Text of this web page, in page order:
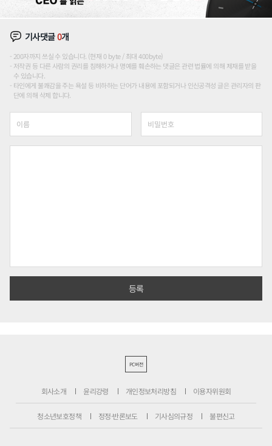
기사댓글0개
200자까지 쓰실 수 있습니다. (현재 0 byte / 최대 400byte)
저작권 등 다른 사람의 권리를 침해하거나 명예를 훼손하는 댓글은 관련 법률에 의해 제재를 받을
수 있습니다.
타인에게 불쾌감을 주는 욕설 등 비하하는 단어가 내용에 포함되거나 인신공격성 글은 관리자의 판
단에 의해 삭제 합니다.
PC버전
회사소개 윤리강령 개인정보처리방침 이용자위원회
청소년보호정책 정정·반론보도 기사심의규정 불편신고